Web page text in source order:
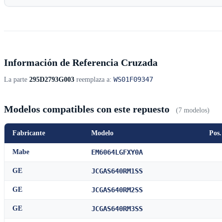
Información de Referencia Cruzada
La parte 295D2793G003 reemplaza a: WS01F09347
Modelos compatibles con este repuesto (7 modelos)
Fabricante Modelo Pos.
Mabe EM6064LGFXY0A
GE JCGAS640RM1SS
GE JCGAS640RM2SS
GE JCGAS640RM3SS